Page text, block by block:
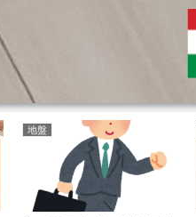
地盤